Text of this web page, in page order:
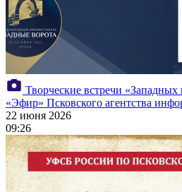
Творческие встречи
«Эфир» Псковского агентства
22 июня 2026
09:26